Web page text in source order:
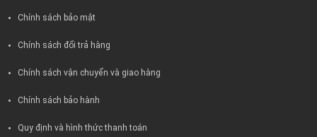
Chính sách bảo mật
Chính sách đổi trả hàng
Chính sách vận chuyển và giao hàng
Chính sách bảo hành
Quy định và hình thức thanh toán